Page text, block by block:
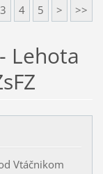
3 4 5 > >>
Lehota
Vtáčnikom